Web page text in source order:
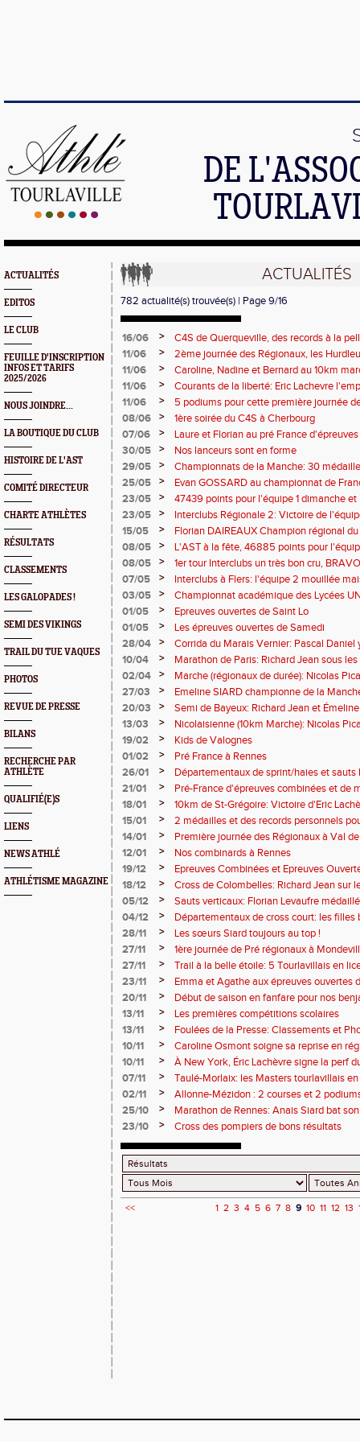
DE
ACTUALITÉS
EDITOS
LE CLUB
FEUILLE D'INSCRIPTION
INFOS ET TARIFS
2025/2026
NOUS JOINDRE...
LA BOUTIQUE DU CLUB
HISTOIRE DE L'AST
COMITÉ DIRECTEUR
CHARTE ATHLÈTES
RÉSULTATS
CLASSEMENTS
LES GALOPADES !
SEMI DES VIKINGS
TRAIL DU TUE VAQUES
PHOTOS
REVUE DE PRESSE
BILANS
RECHERCHE PAR
ATHLÈTE
QUALIFIÉ(E)S
LIENS
NEWS ATHLÉ
ATHLÉTISME MAGAZINE
ACTUALITÉS
782 actualité(s) trouvée(s) | Page 9/16
16/06 >
C4S de Querqueville, des records à la
11/06
>
2ème journée des Régionaux, les
11/06
>
Caroline, Nadine et Bernard au 10km
11/06
>
Courants de la liberté: Eric Lachevre
11/06
>
5 podiums pour cette première journée
08/06
>
1ère soirée du C4S à Cherbourg
07/06
>
Laure et Florian au pré France
30/05
>
Nos lanceurs sont en forme
29/05
>
Championnats de la Manche: 30
25/05
>
Evan GOSSARD au championnat de
23/05
>
47439 points pour l'équipe 1 dimanche
23/05
>
Interclubs Régionale 2: Victoire de
15/05
>
Florian DAIREAUX Champion régional
nouveau record de 6318 points
08/05 >
L'AST à la fête, 46885 points pour
08/05
>
1er tour Interclubs un très bon cru,
07/05
>
Interclubs à Flers: l'équipe 2 mouillée
03/05
>
Championnat académique des Lycées
01/05
>
Epreuves ouvertes de Saint Lo
01/05
>
Les épreuves ouvertes de Samedi
28/04
>
Corrida du Marais Vernier: Pascal Daniel
10/04
>
Marathon de Paris: Richard Jean sous
02/04
>
Marche (régionaux de durée): Nicolas
27/03
>
Emeline SIARD championne de la
20/03
>
Semi de Bayeux: Richard Jean et
13/03
>
Nicolaisienne (10km Marche): Nicolas
19/02
>
Kids de Valognes
01/02
>
Pré France à Rennes
26/01
>
Départementaux de sprint/haies et sauts
21/01
>
Pré-France d'épreuves combinées et de
Laure Lepresle sur le podium !
18/01 >
10km de St-Grégoire: Victoire d'Eric
15/01
>
2 médailles et des records personnels
régionaux
14/01 >
Première journée des Régionaux à Val
12/01
>
Nos combinards à Rennes
19/12
>
Epreuves Combinées et Epreuves
et des records !
18/12 >
Cross de Colombelles: Richard Jean sur
05/12
>
Sauts verticaux: Florian Levaufre
à la perche
04/12 >
Départementaux de cross court: les filles
Lejeune 6ème
28/11 >
Les sœurs Siard toujours au top !
27/11
>
1ère journée de Pré régionaux à
27/11
>
Trail à la belle étoile: 5 Tourlavillais en
23/11
>
Emma et Agathe aux épreuves ouvertes
20/11
>
Début de saison en fanfare pour nos
13/11
>
Les premières compétitions scolaires
13/11
>
Foulées de la Presse: Classements et
millésime pour l'AST
10/11 >
Caroline Osmont soigne sa reprise en
10/11
>
À New York, Éric Lachèvre signe la perf
07/11
>
Taulé-Morlaix: les Masters tourlavillais
02/11
>
Allonne-Mézidon : 2 courses et 2
25/10
>
Marathon de Rennes: Anais Siard bat
également !
23/10 > Cross des pompiers de bons résultats
<< 1 2 3 4 5 6 7 8 9 10 11 12 13